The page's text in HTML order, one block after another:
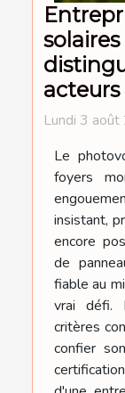
Lundi 3
Le
foyers
insistant,
encore
de
fiable au
vrai défi.
critères
confier